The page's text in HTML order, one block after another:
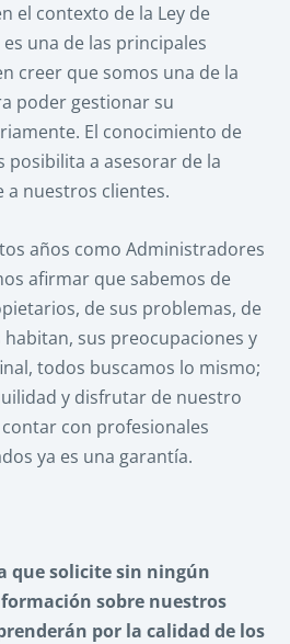
el contexto de la Ley de
una de las principales
creer que somos una de la
poder gestionar su
El conocimiento de
a asesorar de la
nuestros clientes.
años como Administradores
afirmar que sabemos de
de sus problemas, de
sus preocupaciones y
todos buscamos lo mismo;
y disfrutar de nuestro
contar con profesionales
ya es una garantía.
que solicite sin ningún
sobre nuestros
por la calidad de los